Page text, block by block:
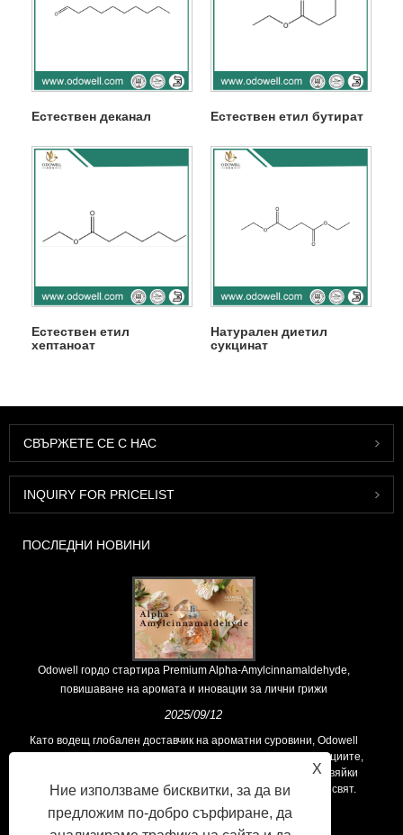
Естествен деканал Естествен етил бутират
Естествен етил
хептаноат
Натурален диетил
сукцинат
СВЪРЖЕТЕ СЕ С НАС
INQUIRY FOR PRICELIST
ПОСЛЕДНИ НОВИНИ
Odowell гордо стартира Premium Alpha-Amylcinnamaldehyde,
повишаване на аромата и иновации за лични грижи
2025/09/12
Като водещ глобален доставчик на ароматни суровини, Odowell
поддържа основна философия на „ориентирана към иновациите,
фокусирани върху качеството“, последователно предоставяйки
превъзходни решения за аромати на клиентите по целия свят.
X
Ние използваме бисквитки, за да ви
предложим по-добро сърфиране, да